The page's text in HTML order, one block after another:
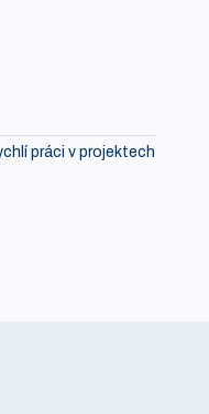
práci v projektech